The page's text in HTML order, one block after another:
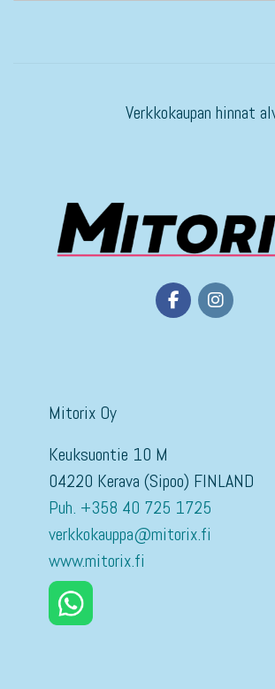
Verkkokaupan hinnat
Mitorix Oy
Keuksuontie 10 M
04220 Kerava (Sipoo) FINLAND
Puh. +358 40 725 1725
verkkokauppa@mitorix.fi
www.mitorix.fi